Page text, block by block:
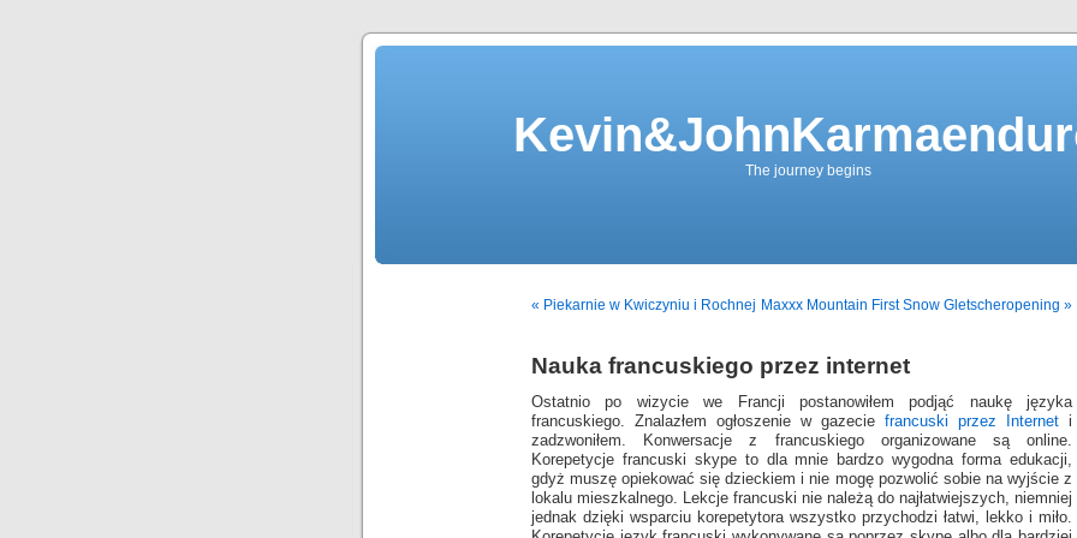
The journey begins
« Piekarnie w Kwiczyniu i Rochnej Maxxx Mountain First Snow Gletscheropening »
Nauka francuskiego przez internet
Ostatnio po wizycie we Francji postanowiłem podjąć naukę języka
francuskiego. Znalazłem ogłoszenie w gazecie francuski przez Internet i
zadzwoniłem. Konwersacje z francuskiego organizowane są online.
Korepetycje francuski skype to dla mnie bardzo wygodna forma edukacji,
gdyż muszę opiekować się dzieckiem i nie mogę pozwolić sobie na wyjście z
lokalu mieszkalnego. Lekcje francuski nie należą do najłatwiejszych, niemniej
jednak dzięki wsparciu korepetytora wszystko przychodzi łatwi, lekko i miło.